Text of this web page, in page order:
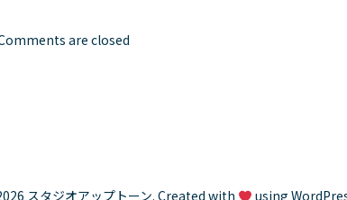
are closed
スタジオアップトーン. Created with using